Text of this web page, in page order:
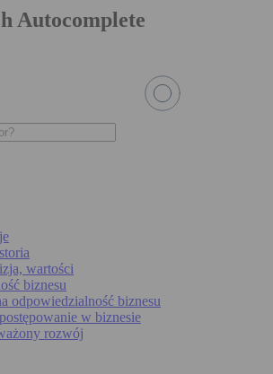
Autocomplete
wartości
biznesu
odpowiedzialność biznesu
w biznesie
rozwój